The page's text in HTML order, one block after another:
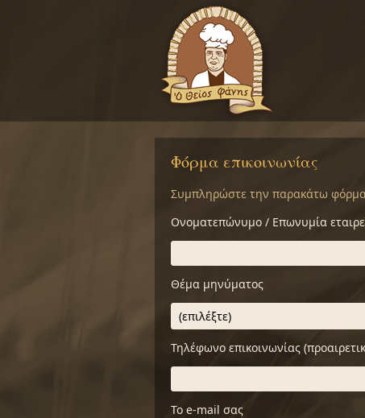
Φόρμα επικοινωνίας
Συμπληρώστε την παρακάτω φόρμα
Ονοματεπώνυμο / Επωνυμία
Θέμα μηνύματος
Τηλέφωνο επικοινωνίας
Το e-mail σας